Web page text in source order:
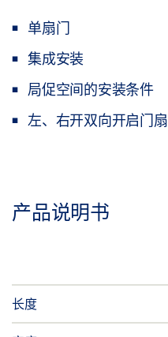
单扇门
集成安装
局促空间的安装条件
左、右开双向开启门扇
产品说明书
长度